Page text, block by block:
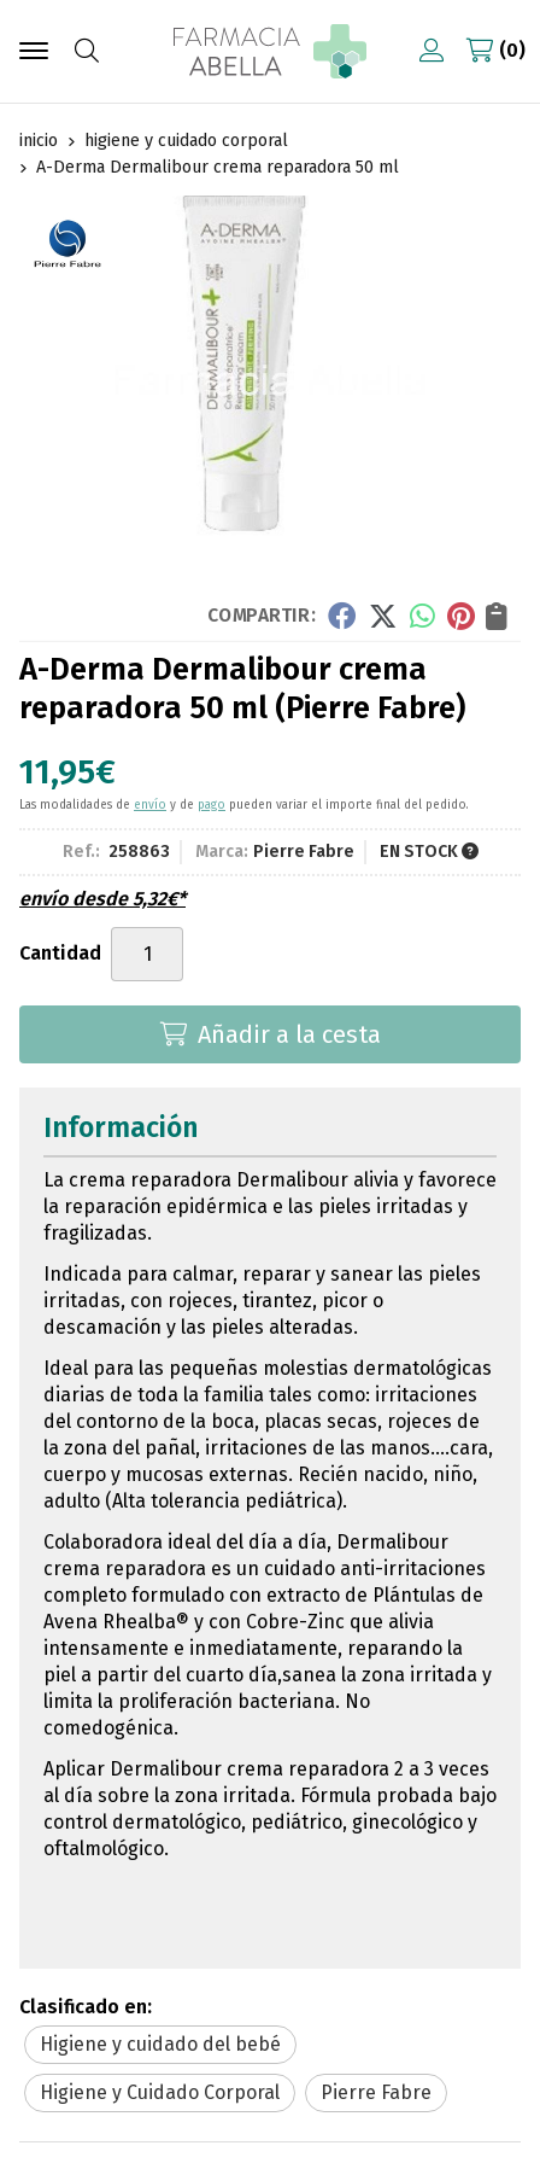
Buscar
0
inicio
higiene y cuidado corporal
A-Derma Dermalibour crema reparadora 50 ml
COMPARTIR:
A-Derma Dermalibour crema
reparadora 50 ml (Pierre Fabre)
11,95€
Las modalidades de envío y de pago pueden variar el importe final del pedido.
Ref.: 258863 Marca: Pierre Fabre EN STOCK
envío desde5,32€*
Cantidad
Añadir a la cesta
Información
La crema reparadora Dermalibour alivia y favorece
la reparación epidérmica e las pieles irritadas y
fragilizadas.
Indicada para calmar, reparar y sanear las pieles
irritadas, con rojeces, tirantez, picor o
descamación y las pieles alteradas.
Ideal para las pequeñas molestias dermatológicas
diarias de toda la familia tales como: irritaciones
del contorno de la boca, placas secas, rojeces de
la zona del pañal, irritaciones de las manos....cara,
cuerpo y mucosas externas. Recién nacido, niño,
adulto (Alta tolerancia pediátrica).
Colaboradora ideal del día a día, Dermalibour
crema reparadora es un cuidado anti-irritaciones
completo formulado con extracto de Plántulas de
Avena Rhealba® y con Cobre-Zinc que alivia
intensamente e inmediatamente, reparando la
piel a partir del cuarto día,sanea la zona irritada y
limita la proliferación bacteriana. No
comedogénica.
Aplicar Dermalibour crema reparadora 2 a 3 veces
al día sobre la zona irritada. Fórmula probada bajo
control dermatológico, pediátrico, ginecológico y
oftalmológico.
Clasificado en:
Higiene y cuidado del bebé
Higiene y Cuidado Corporal Pierre Fabre